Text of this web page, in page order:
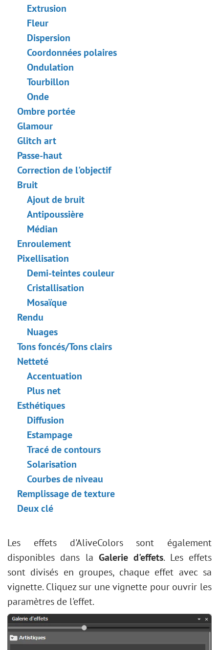
Extrusion
Fleur
Dispersion
Coordonnées polaires
Ondulation
Tourbillon
Onde
Ombre portée
Glamour
Glitch art
Passe-haut
Correction de l'objectif
Bruit
Ajout de bruit
Antipoussière
Médian
Enroulement
Pixellisation
Demi-teintes couleur
Cristallisation
Mosaïque
Rendu
Nuages
Tons foncés/Tons clairs
Netteté
Accentuation
Plus net
Esthétiques
Diffusion
Estampage
Tracé de contours
Solarisation
Courbes de niveau
Remplissage de texture
Deux clé
Les effets d'AliveColors sont également
disponibles dans la Galerie d'effets. Les effets
sont divisés en groupes, chaque effet avec sa
vignette. Cliquez sur une vignette pour ouvrir les
paramètres de l'effet.